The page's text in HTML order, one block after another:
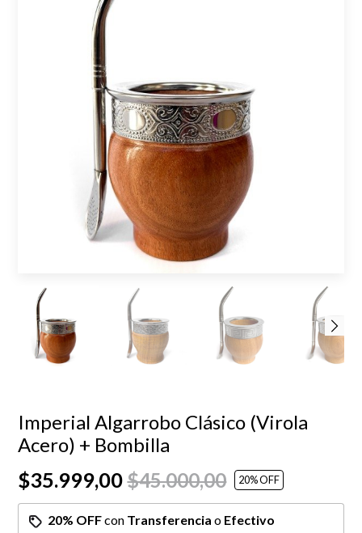
Imperial Algarrobo Clásico (Virola
Acero) + Bombilla
$35.999,00$45.000,00 20% OFF
20% OFFcon Transferencia o Efectivo